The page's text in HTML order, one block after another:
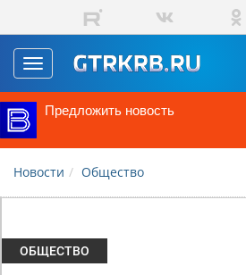
Перейти к основному содержанию
Toggle
navigation
Предложить новость
Новости Общество
ОБЩЕСТВО